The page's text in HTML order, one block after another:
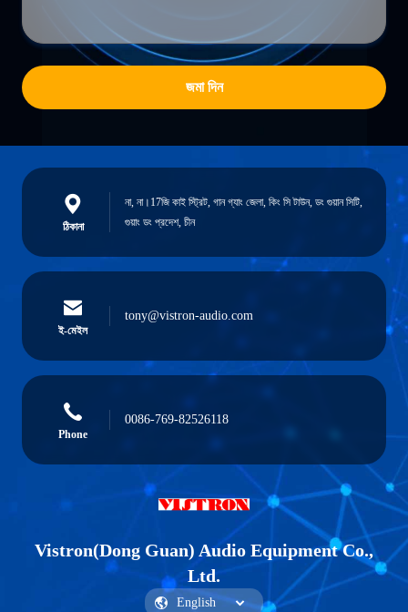
জমা দিন
ঠিকানা
না, না।17জি কাই স্ট্রিট, গান গ্যাং জেলা, কিং সি টাউন, ডং গুয়ান সিটি,
গুয়াং ডং প্রদেশ, চীন
ই-মেইল
tony@vistron-audio.com
Phone
0086-769-82526118
Vistron(Dong Guan) Audio Equipment Co.,
Ltd.